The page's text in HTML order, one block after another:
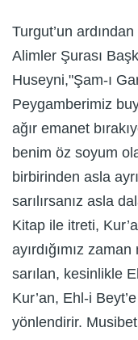
Turgut’un
Alimler Şurası
Huseyni,"Şam-ı
Peygamberimiz
ağır emanet
benim öz soyum
birbirinden asla
sarılırsanız asla
Kitap ile itreti,
ayırdığımız
sarılan, kesinlikle
Kur’an, Ehl-i
yönlendirir.